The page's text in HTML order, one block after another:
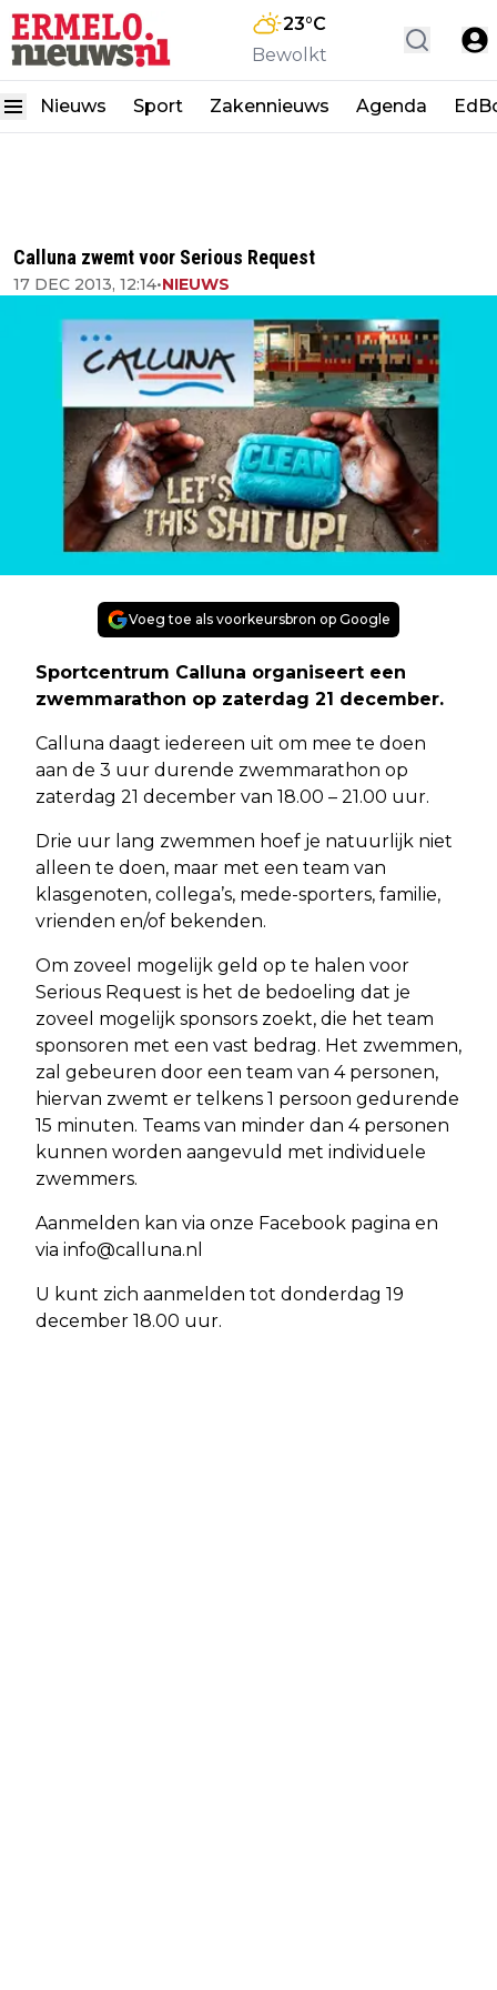
23°C
Bewolkt
Nieuws Sport Zakennieuws Agenda
Calluna zwemt voor Serious Request
17 DEC 2013, 12:14•NIEUWS
Voeg toe als voorkeursbron op Google
Sportcentrum Calluna organiseert een
zwemmarathon op zaterdag 21 december.
Calluna daagt iedereen uit om mee te doen
aan de 3 uur durende zwemmarathon op
zaterdag 21 december van 18.00 – 21.00 uur.
Drie uur lang zwemmen hoef je natuurlijk niet
alleen te doen, maar met een team van
klasgenoten, collega’s, mede-sporters, familie,
vrienden en/of bekenden.
Om zoveel mogelijk geld op te halen voor
Serious Request is het de bedoeling dat je
zoveel mogelijk sponsors zoekt, die het team
sponsoren met een vast bedrag. Het zwemmen,
zal gebeuren door een team van 4 personen,
hiervan zwemt er telkens 1 persoon gedurende
15 minuten. Teams van minder dan 4 personen
kunnen worden aangevuld met individuele
zwemmers.
Aanmelden kan via onze Facebook pagina en
via info@calluna.nl
U kunt zich aanmelden tot donderdag 19
december 18.00 uur.